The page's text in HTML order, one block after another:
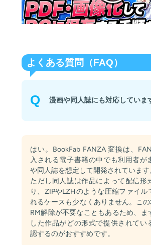
よくある質問（FAQ）
Q 漫画や同人誌にも対応していま
はい。BookFab FANZA 変換は、
入される電子書籍の中でも利用者が
や同人誌を想定して開発されています
ただし同人誌は作品によって配信形
り、ZIPやLZHのような圧縮ファイル
れるケースも少なくありません。こ
RM解除が不要なこともあるため、ま
した作品がどの形式で提供されてい
認するのがおすすめです。